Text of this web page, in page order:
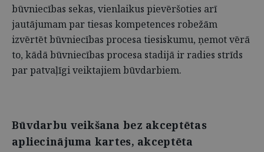
būvniecības sekas, vienlaikus pievēršoties arī
jautājumam par tiesas kompetences robežām
izvērtēt būvniecības procesa tiesiskumu, ņemot vērā
to, kādā būvniecības procesa stadijā ir radies strīds
par patvaļīgi veiktajiem būvdarbiem.
Būvdarbu veikšana bez akceptētas
apliecinājuma kartes, akceptēta